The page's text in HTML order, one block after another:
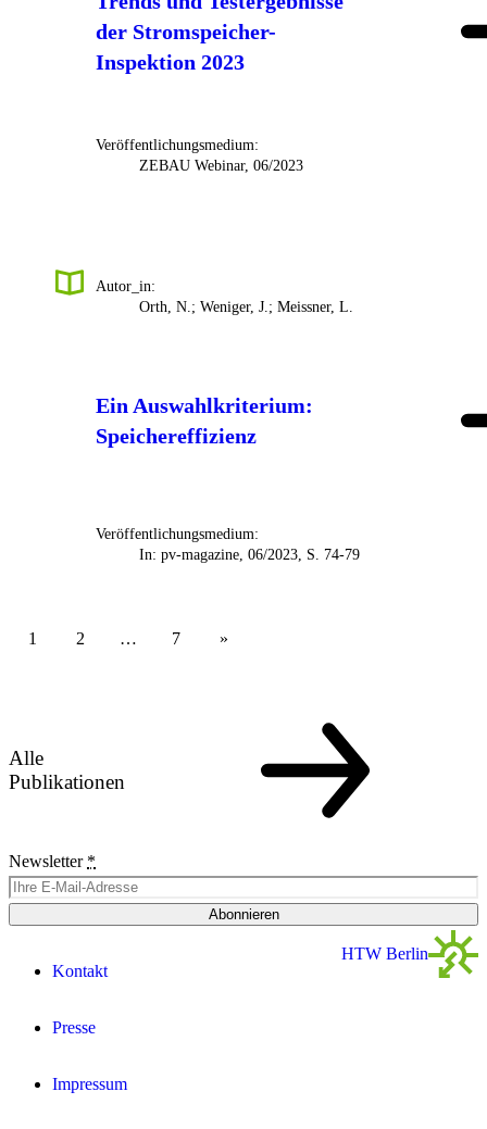
der Stromspeicher-
Inspektion 2023
Veröffentlichungsmedium:
ZEBAU Webinar, 06/2023
Autor_in:
Orth, N.; Weniger, J.; Meissner, L.
Ein Auswahlkriterium:
Speichereffizienz
Veröffentlichungsmedium:
In: pv-magazine, 06/2023, S. 74-79
1 2 … 7
Alle
Publikationen
Newsletter *
Abonnieren
Kontakt
Presse
Impressum
HTW Berlin